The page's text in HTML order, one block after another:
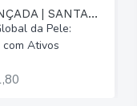
CHARLISE NOAL ESTÉTICA AVANÇADA | SANTANA
da Pele:
Ativos